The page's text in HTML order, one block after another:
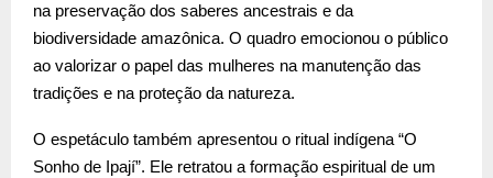
na preservação dos saberes ancestrais e da
biodiversidade amazônica. O quadro emocionou o público
ao valorizar o papel das mulheres na manutenção das
tradições e na proteção da natureza.
O espetáculo também apresentou o ritual indígena “O
Sonho de Ipají”. Ele retratou a formação espiritual de um